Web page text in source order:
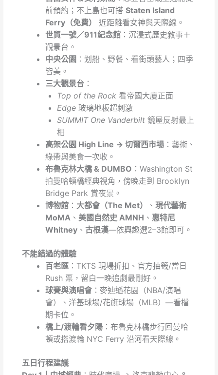
前預約；不上島也可搭Staten Island
Ferry（免費）
近距離看女神與天際線。
世貿一號／911紀念館 ：沉浸式歷史敘事＋
觀景台。
中央公園 ：划船、野餐、看街頭藝人；四季
皆美。
三大觀景台 ：
Top of the Rock 看帝國大廈正面
Edge 玻璃地板超刺激
SUMMIT One Vanderbilt 鏡屋反射最上
相
高架公園 High Line → 切爾西市場 ：藝術、
綠帶與美食一次收。
布魯克林大橋 & DUMBO ：Washington St
拍曼哈頓橋經典視角，傍晚走到 Brooklyn
Bridge Park 賞夜景。
博物館 ： 大都會（The Met） 、現代藝術
MoMA 、 美國自然史 AMNH 、 惠特尼
Whitney 、 古根漢—依興趣選2–3館即可。
不能錯過的體驗
百老匯 ：TKTS 現場折扣、官方抽籤/當日
Rush 票，留白一晚追劇最剛好。
球賽與演唱會：麥迪遜花園（NBA/演唱
會）、洋基球場/花旗球場（MLB）—看檔
期卡位。
橋上/渡輪看夕陽 ：布魯克林橋步行回曼哈
頓或搭渡輪 NYC Ferry 沿河看天際線。
五日行程建議